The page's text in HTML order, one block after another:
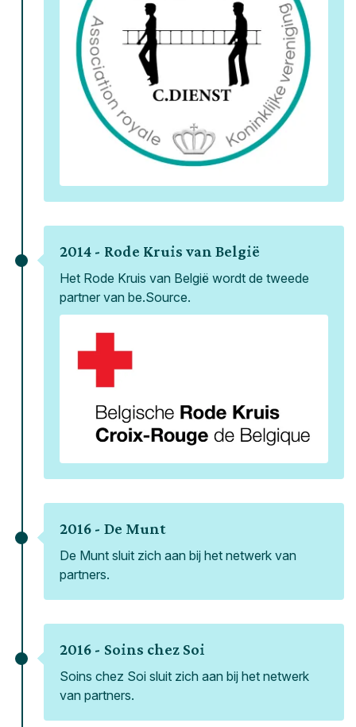
2014 - Rode Kruis van België
Het Rode Kruis van België wordt de tweede
partner van be.Source.
2016 - De Munt
De Munt sluit zich aan bij het netwerk van
partners.
2016 - Soins chez Soi
Soins chez Soi sluit zich aan bij het netwerk
van partners.